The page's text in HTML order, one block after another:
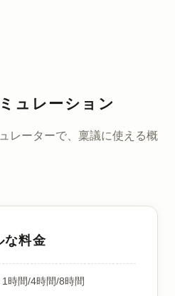
ュレーション
レーターで、稟議に使える概
な料金
時間/4時間/8時間